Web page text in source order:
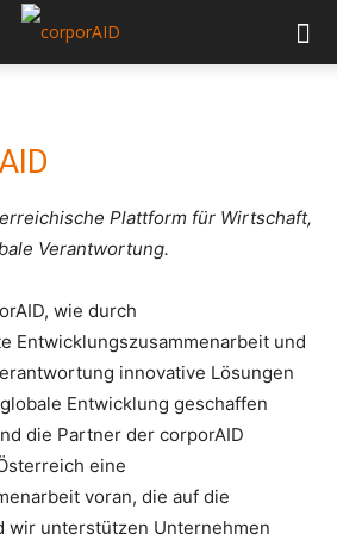
Plattform für Wirtschaft,
Verantwortung.
wie durch
Entwicklungszusammenarbeit und
innovative Lösungen
Entwicklung geschaffen
die Partner der corporAID
eine
voran, die auf die
wir unterstützen Unternehmen